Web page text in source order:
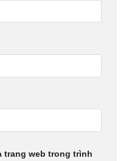
trang web trong trình